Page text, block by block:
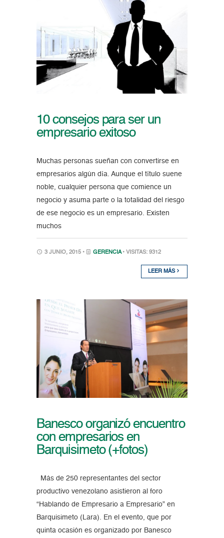
10 consejos para ser un
empresario exitoso
Muchas personas sueñan con convertirse en
empresarios algún día. Aunque el título suene
noble, cualquier persona que comience un
negocio y asuma parte o la totalidad del riesgo
de ese negocio es un empresario. Existen
muchos
3 JUNIO, 2015 • GERENCIA • VISITAS: 9312
LEER MÁS
Banesco organizó encuentro
con empresarios en
Barquisimeto (+fotos)
Más de 250 representantes del sector
productivo venezolano asistieron al foro
“Hablando de Empresario a Empresario” en
Barquisimeto (Lara). En el evento, que por
quinta ocasión es organizado por Banesco